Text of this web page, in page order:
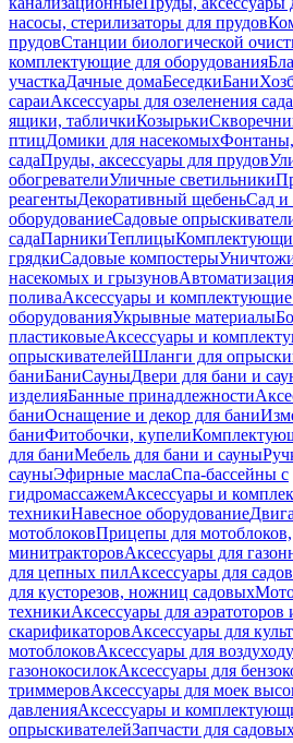
насосы, стерилизаторы для прудов
прудовСтанции биологической
комплектующие для оборудования
участкаДачные домаБеседкиБани
сараиАксессуары для озеленения сада
ящики, табличкиКозырьки
птицДомики для насекомыхФонтаны,
садаПруды, аксессуары для прудов
обогревателиУличные светильники
реагентыДекоративный щебеньСад и
оборудованиеСадовые
садаПарникиТеплицы
грядкиСадовые компостеры
насекомых и грызунов
поливаАксессуары и
оборудованияУкрывные материалы
пластиковыеАксессуары и
опрыскивателейШланги для
баниБаниСауныДвери для бани и
изделияБанные принадлежности
баниОснащение и декор для бани
баниФитобочки, купели
для баниМебель для бани и сауны
сауныЭфирные маслаСпа-бассейны с
гидромассажемАксессуары и
техникиНавесное оборудование
мотоблоковПрицепы для мотоблоков,
минитракторовАксессуары для
для цепных пилАксессуары для
для кусторезов, ножниц садовых
техникиАксессуары для аэратоторов
скарификаторовАксессуары для
мотоблоковАксессуары для
газонокосилокАксессуары для
триммеровАксессуары для моек
давленияАксессуары и
опрыскивателейЗапчасти для